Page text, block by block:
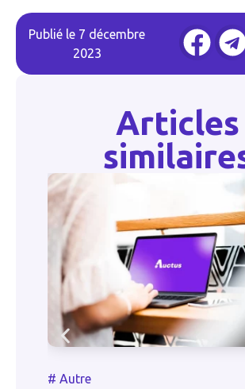
Publié le 7 décembre
2023
Articles
# Autre